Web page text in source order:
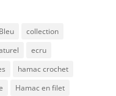
Bleu
collection
ecru
hamac crochet
Hamac en filet